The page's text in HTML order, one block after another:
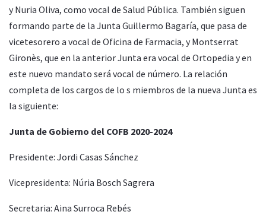
y Nuria Oliva, como vocal de Salud Pública. También siguen
formando parte de la Junta Guillermo Bagaría, que pasa de
vicetesorero a vocal de Oficina de Farmacia, y Montserrat
Gironès, que en la anterior Junta era vocal de Ortopedia y en
este nuevo mandato será vocal de número. La relación
completa de los cargos de lo s miembros de la nueva Junta es
la siguiente:
Junta de Gobierno del COFB 2020-2024
Presidente: Jordi Casas Sánchez
Vicepresidenta: Núria Bosch Sagrera
Secretaria: Aina Surroca Rebés